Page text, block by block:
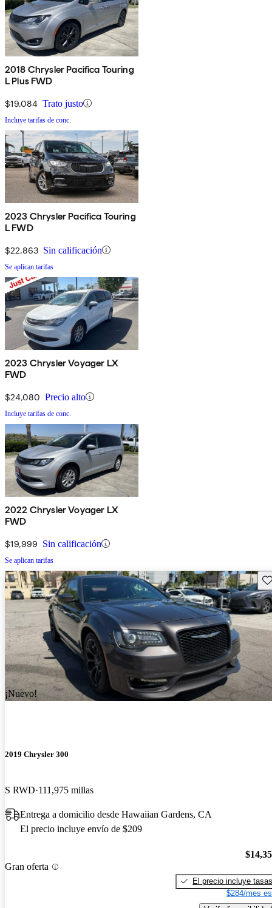
2018 Chrysler Pacifica Touring
L Plus FWD
$19,084 Trato justo
Incluye tarifas de conc.
2023 Chrysler Pacifica Touring
L FWD
$22,863 Sin calificación
Se aplican tarifas
2023 Chrysler Voyager LX
FWD
$24,080 Precio alto
Incluye tarifas de conc.
2022 Chrysler Voyager LX
FWD
$19,999 Sin calificación
Se aplican tarifas
¡Nuevo!
2019 Chrysler 300
S RWD 111,975 millas
Entrega a domicilio desde Hawaiian Gardens, CA
El precio incluye envío de $209
Gran oferta
El precio incluye tasas
$284/mes